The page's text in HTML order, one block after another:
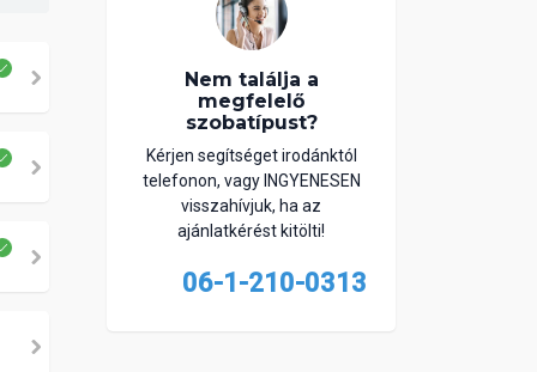
Nem találja a
megfelelő
szobatípust?
Kérjen segítséget irodánktól
telefonon, vagy INGYENESEN
visszahívjuk, ha az
ajánlatkérést kitölti!
06-1-210-0313